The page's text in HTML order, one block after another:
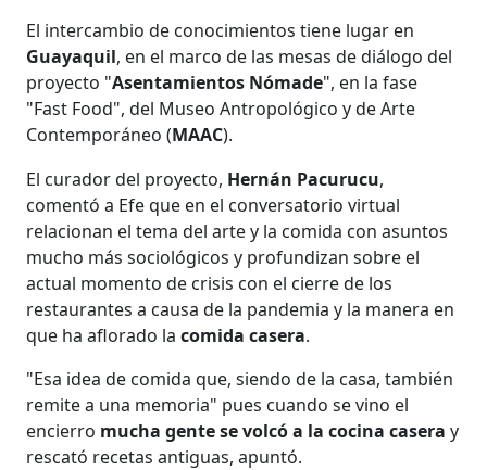
El intercambio de conocimientos tiene lugar en
Guayaquil, en el marco de las mesas de diálogo del
proyecto "Asentamientos Nómade", en la fase
"Fast Food", del Museo Antropológico y de Arte
Contemporáneo (MAAC).
El curador del proyecto, Hernán Pacurucu,
comentó a Efe que en el conversatorio virtual
relacionan el tema del arte y la comida con asuntos
mucho más sociológicos y profundizan sobre el
actual momento de crisis con el cierre de los
restaurantes a causa de la pandemia y la manera en
que ha aflorado lacomida casera.
"Esa idea de comida que, siendo de la casa, también
remite a una memoria" pues cuando se vino el
encierro mucha gente se volcó a la cocina casera y
rescató recetas antiguas, apuntó.